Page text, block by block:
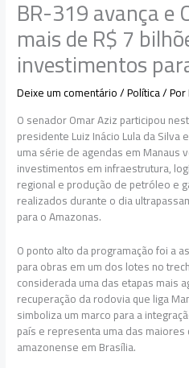
BR-319 avança e
mais de R$ 7
investimentos
Deixe um comentário/Política/ Por
O senador Omar Aziz participou
presidente Luiz Inácio Lula da
uma série de agendas em Manaus
investimentos em infraestrutura,
regional e produção de petróleo e
realizados durante o dia
para o Amazonas.
O ponto alto da programação foi a
para obras em um dos lotes no
considerada uma das etapas mais
recuperação da rodovia que liga
simboliza um marco para a
país e representa uma das
amazonense em Brasília.